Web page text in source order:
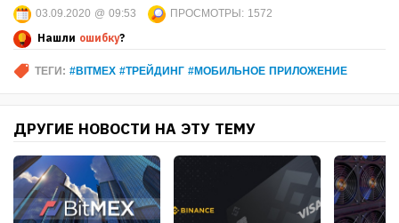
03.09.2020 @ 09:53
ПРОСМОТРЫ: 1572
Нашли ошибку?
ТЕГИ: #BITMEX #ТРЕЙДИНГ #МОБИЛЬНОЕ ПРИЛОЖЕНИЕ
ДРУГИЕ НОВОСТИ НА ЭТУ ТЕМУ